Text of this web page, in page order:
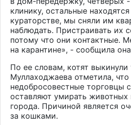
клинику, остальные
кураторстве, мы сняли им
наблюдать. Пристраивать их
потому что они контактные.
на карантине», - сообщила
По ее словам, котят выкинули
Муллаходжаева отметила,
недобросовестные торговцы
оставляют умирать животных
города. Причиной является
за кошками.